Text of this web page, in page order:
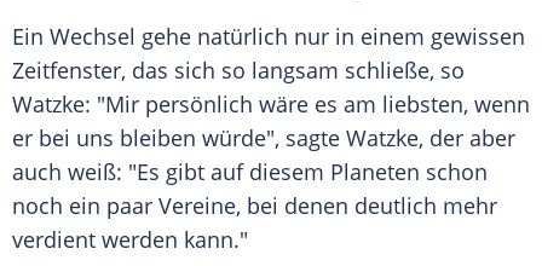
Ein Wechsel gehe natürlich nur in einem gewissen
Zeitfenster, das sich so langsam schließe, so
Watzke: "Mir persönlich wäre es am liebsten, wenn
er bei uns bleiben würde", sagte Watzke, der aber
auch weiß: "Es gibt auf diesem Planeten schon
noch ein paar Vereine, bei denen deutlich mehr
verdient werden kann."